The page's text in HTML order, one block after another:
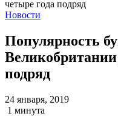
Новости
Популярность
Великобритании
подряд
24 января, 2019
1 минута